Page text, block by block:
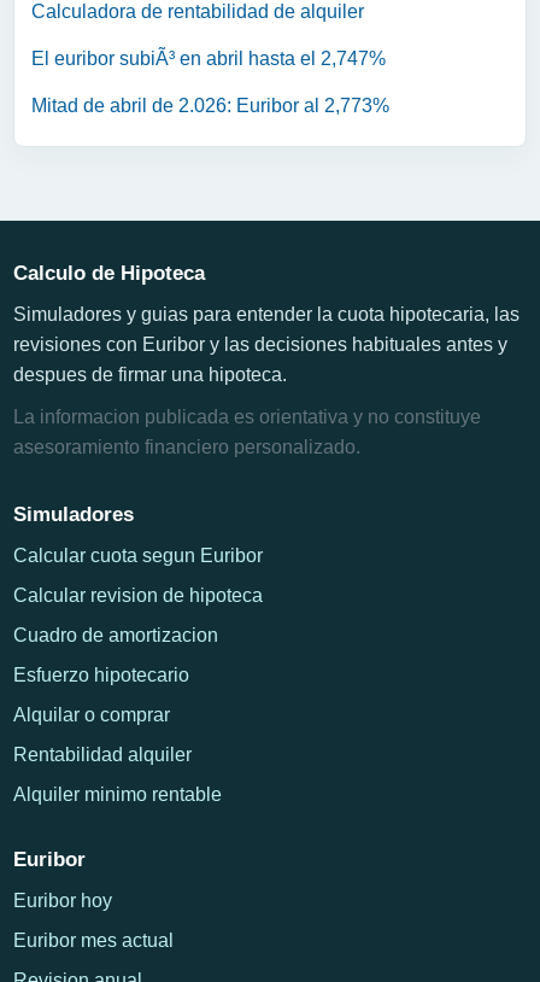
Calculadora de rentabilidad de alquiler
El euribor subiÃ³ en abril hasta el 2,747%
Mitad de abril de 2.026: Euribor al 2,773%
Calculo de Hipoteca
Simuladores y guias para entender la cuota hipotecaria, las
revisiones con Euribor y las decisiones habituales antes y
despues de firmar una hipoteca.
La informacion publicada es orientativa y no constituye
asesoramiento financiero personalizado.
Simuladores
Calcular cuota segun Euribor
Calcular revision de hipoteca
Cuadro de amortizacion
Esfuerzo hipotecario
Alquilar o comprar
Rentabilidad alquiler
Alquiler minimo rentable
Euribor
Euribor hoy
Euribor mes actual